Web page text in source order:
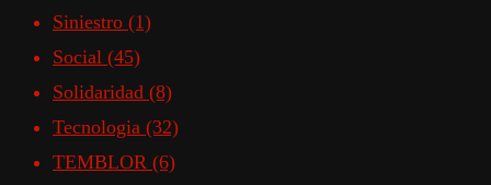
Siniestro (1)
Social (45)
Solidaridad (8)
Tecnologia (32)
TEMBLOR (6)